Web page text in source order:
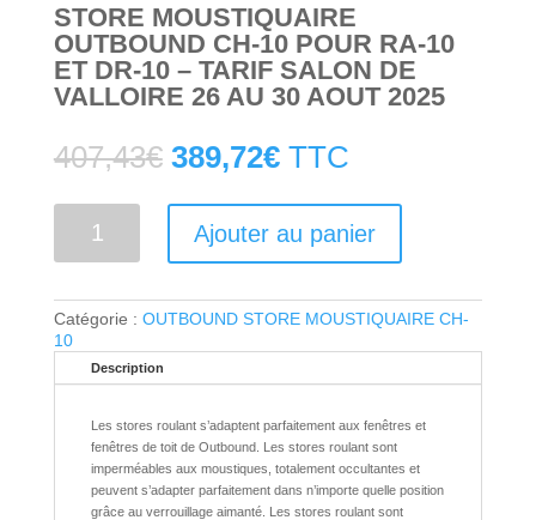
STORE MOUSTIQUAIRE
OUTBOUND CH-10 POUR RA-10
ET DR-10 – TARIF SALON DE
VALLOIRE 26 AU 30 AOUT 2025
407,43€ 389,72€ TTC
OUTBOUND
CH-
10
RA-
Ajouter au panier
Catégorie : OUTBOUND STORE MOUSTIQUAIRE CH-
10
Description
Les stores roulant s’adaptent parfaitement aux fenêtres et
fenêtres de toit de Outbound. Les stores roulant sont
imperméables aux moustiques, totalement occultantes et
peuvent s’adapter parfaitement dans n’importe quelle position
grâce au verrouillage aimanté. Les stores roulant sont